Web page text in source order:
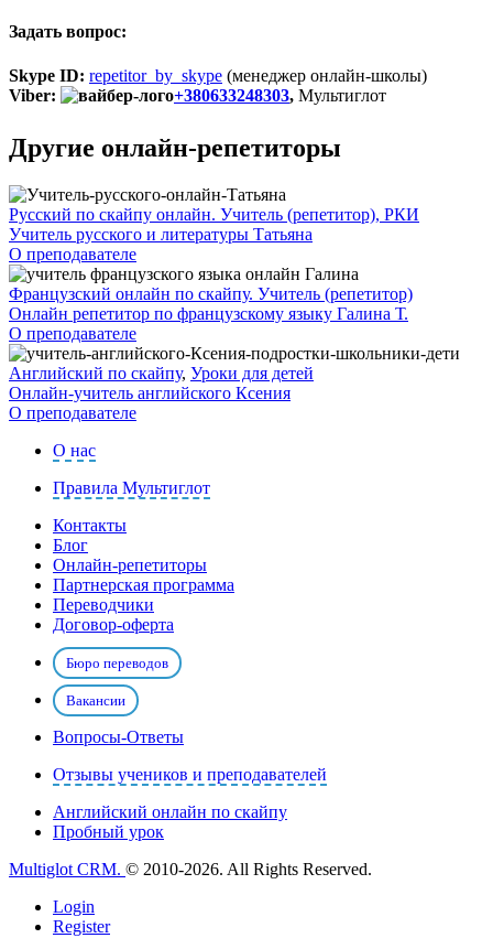
Задать вопрос:
Skype ID: repetitor_by_skype (менеджер онлайн-школы)
Viber:
+380633248303, Мультиглот
Другие онлайн-репетиторы
Русский по скайпу онлайн. Учитель (репетитор), РКИ
Учитель русского и литературы Татьяна
О преподавателе
Французский онлайн по скайпу. Учитель (репетитор)
Онлайн репетитор по французскому языку Галина Т.
О преподавателе
Английский по скайпу, Уроки для детей
Онлайн-учитель английского Ксения
О преподавателе
О нас
Правила Мультиглот
Контакты
Блог
Онлайн-репетиторы
Партнерская программа
Переводчики
Договор-оферта
Бюро переводов
Вакансии
Вопросы-Ответы
Отзывы учеников и преподавателей
Английский онлайн по скайпу
Пробный урок
Multiglot CRM. © 2010-2026. All Rights Reserved.
Login
Register